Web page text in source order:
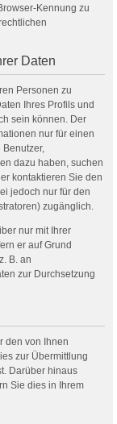
Kennung zu
Daten
Personen zu
Ihres Profils und
sein können. Der
nur für einen
dazu haben, suchen
kontaktieren Sie den
jedoch nur für den
zugänglich.
nur mit Ihrer
er auf Grund
B. an
zur Durchsetzung
den von Ihnen
zur Übermittlung
Darüber hinaus
Sie dies in Ihrem